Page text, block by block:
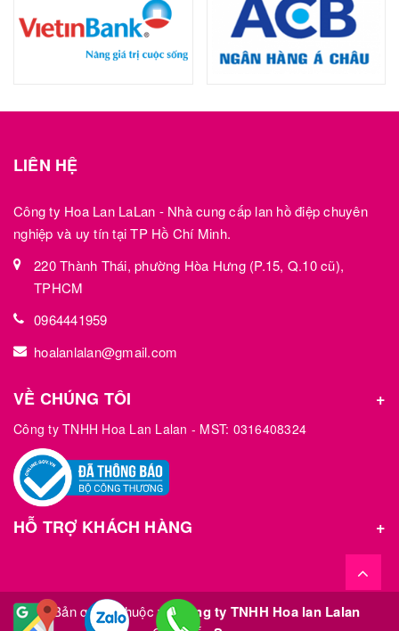
LIÊN HỆ
Công ty Hoa Lan LaLan - Nhà cung cấp lan hồ điệp chuyên
nghiệp và uy tín tại TP Hồ Chí Minh.
220 Thành Thái, phường Hòa Hưng (P.15, Q.10 cũ),
TPHCM
0964441959
hoalanlalan@gmail.com
VỀ CHÚNG TÔI
Công ty TNHH Hoa Lan Lalan - MST: 0316408324
HỖ TRỢ KHÁCH HÀNG
© Bản quyền thuộc vềCông ty TNHH Hoa lan Lalan